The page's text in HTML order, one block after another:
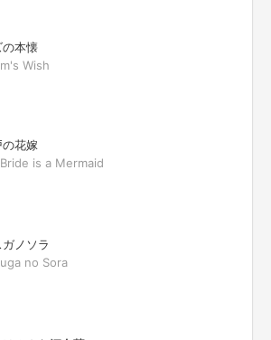
の本懐
Wish
花嫁
is a Mermaid
ガノソラ
no Sora